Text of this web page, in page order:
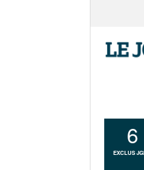
6
EXCLUS